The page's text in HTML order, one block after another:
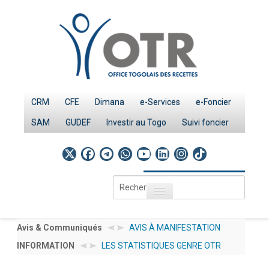
CRM CFE Dimana e-Services e-Foncier
SAM GUDEF Investir au Togo Suivi foncier
Rechercher
Toggle navigation
Page d'Accueil
Avis & CommuniquésAVIS À MANIFESTATION D’INTÉRÊT AMI N°
001/2026/OTR/CG/PRMP/CGMaP POUR LE
INFORMATION
LES STATISTIQUES GENRE OTR SERVICES